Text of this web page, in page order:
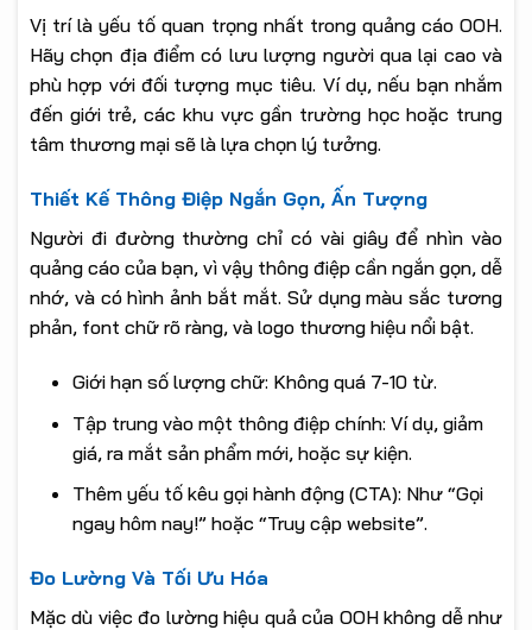
Vị trí là yếu tố quan trọng nhất trong quảng cáo OOH.
Hãy chọn địa điểm có lưu lượng người qua lại cao và
phù hợp với đối tượng mục tiêu. Ví dụ, nếu bạn nhắm
đến giới trẻ, các khu vực gần trường học hoặc trung
tâm thương mại sẽ là lựa chọn lý tưởng.
Thiết Kế Thông Điệp Ngắn Gọn, Ấn Tượng
Người đi đường thường chỉ có vài giây để nhìn vào
quảng cáo của bạn, vì vậy thông điệp cần ngắn gọn, dễ
nhớ, và có hình ảnh bắt mắt. Sử dụng màu sắc tương
phản, font chữ rõ ràng, và logo thương hiệu nổi bật.
Giới hạn số lượng chữ: Không quá 7-10 từ.
Tập trung vào một thông điệp chính: Ví dụ, giảm
giá, ra mắt sản phẩm mới, hoặc sự kiện.
Thêm yếu tố kêu gọi hành động (CTA): Như “Gọi
ngay hôm nay!” hoặc “Truy cập website”.
Đo Lường Và Tối Ưu Hóa
Mặc dù việc đo lường hiệu quả của OOH không dễ như